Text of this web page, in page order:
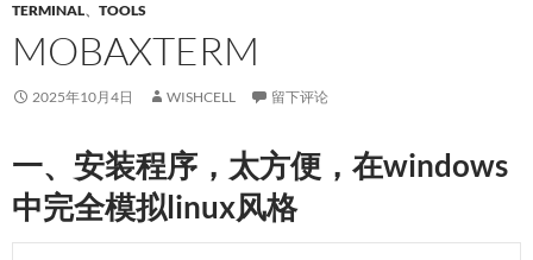
TERMINAL、 TOOLS
MOBAXTERM
2025年10月4日 WISHCELL 留下评论
一、安装程序，太方便，在windows
中完全模拟linux风格